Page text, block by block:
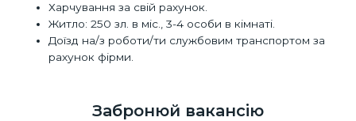
Харчування за свій рахунок.
Житло: 250 зл. в міс., 3-4 особи в кімнаті.
Доїзд на/з роботи/ти службовим транспортом за
рахунок фірми.
Забронюй вакансію